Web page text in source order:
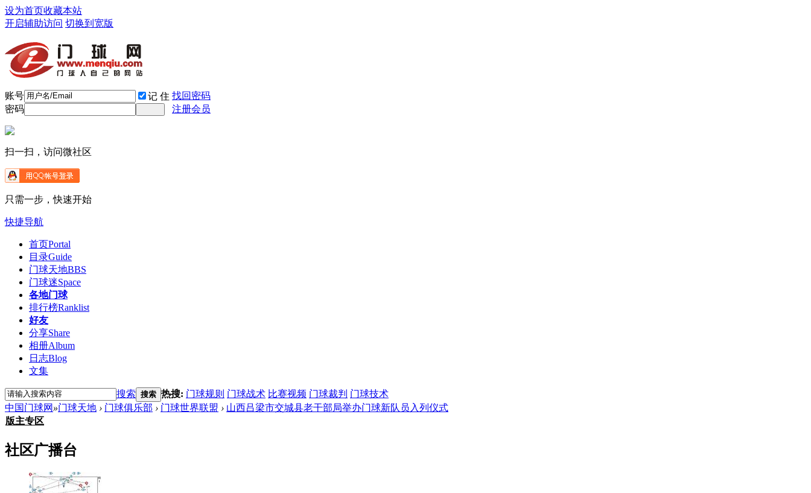
设为首页收藏本站
开启辅助访问 切换到宽版
账号 记 住 找回密码
密码
注册会员
扫一扫，访问微社区
只需一步，快速开始
快捷导航
首页Portal
目录Guide
门球天地BBS
门球迷Space
各地门球
排行榜Ranklist
好友
分享Share
相册Album
日志Blog
文集
搜索 搜索 热搜: 门球规则 门球战术 比赛视频 门球裁判 门球技术
中国门球网 »门球天地 › 门球俱乐部 › 门球世界联盟 › 山西吕梁市交城县老干部局举办门球新队员入列仪式
版主专区
社区广播台